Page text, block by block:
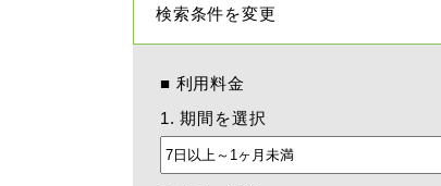
検索条件を変更
■ 利用料金
1. 期間を選択